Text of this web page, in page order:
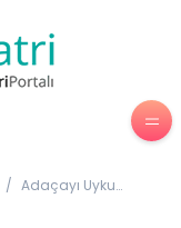
/ Adaçayı Uyku